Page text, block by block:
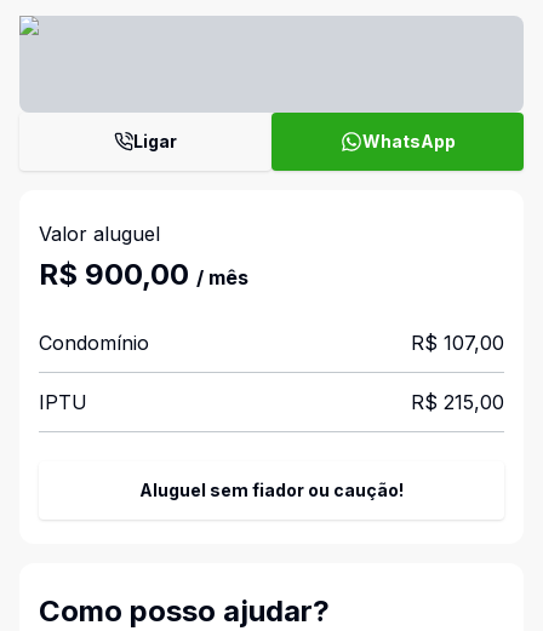
Ligar WhatsApp
Valor aluguel
R$ 900,00 / mês
Condomínio R$ 107,00
IPTU R$ 215,00
Aluguel sem fiador ou caução!
Como posso ajudar?